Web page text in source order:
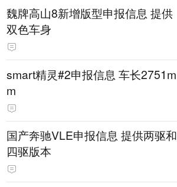
魏牌高山8新增版型申报信息 提供
双色车身
smart精灵#2申报信息 车长2751m
m
国产奔驰VLE申报信息 提供两驱和
四驱版本